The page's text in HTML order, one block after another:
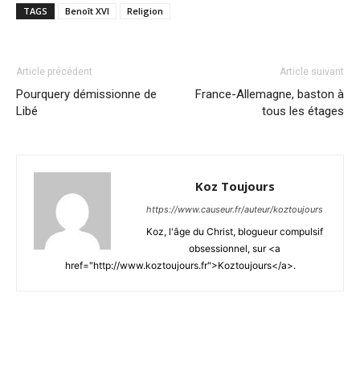
TAGS Benoît XVI Religion
Article précédent
Pourquery démissionne de
Libé
Article suivant
France-Allemagne, baston à
tous les étages
Koz Toujours
https://www.causeur.fr/auteur/koztoujours
Koz, l'âge du Christ, blogueur compulsif
obsessionnel, sur <a
href="http://www.koztoujours.fr">Koztoujours</a>.